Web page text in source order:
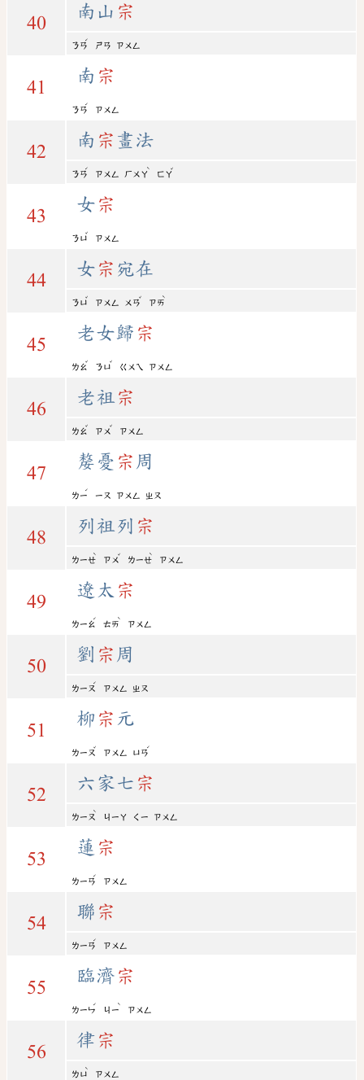
40
南山 宗
ㄋㄢ
ˊ
ㄕㄢ ㄗㄨㄥ
41
南 宗
ㄋㄢ
ˊ
ㄗㄨㄥ
42
南 宗 畫法
ㄋㄢ
ˊ
ㄗㄨㄥ ㄏㄨㄚ
ˋ
ㄈㄚ
ˇ
43
女 宗
ㄋㄩ
ˇ
ㄗㄨㄥ
44
女 宗 宛在
ㄋㄩ
ˇ
ㄗㄨㄥ ㄨㄢ
ˇ
ㄗㄞ
ˋ
45
老女歸 宗
ㄌㄠ
ˇ
ㄋㄩ
ˇ
ㄍㄨㄟ ㄗㄨㄥ
46
老祖宗
ㄌㄠ
ˇ
ㄗㄨ
ˇ
ㄗㄨㄥ
47
嫠憂 宗 周
ㄌㄧ
ˊ
ㄧㄡ ㄗㄨㄥ ㄓㄡ
48
列祖列 宗
ㄌㄧㄝ
ˋ
ㄗㄨ
ˇ
ㄌㄧㄝ
ˋ
ㄗㄨㄥ
49
遼太 宗
ㄌㄧㄠ
ˊ
ㄊㄞ
ˋ
ㄗㄨㄥ
50
劉 宗 周
ㄌㄧㄡ
ˊ
ㄗㄨㄥ ㄓㄡ
51
柳 宗 元
ㄌㄧㄡ
ˇ
ㄗㄨㄥ ㄩㄢ
ˊ
52
六家七 宗
ㄌㄧㄡ
ˋ
ㄐㄧㄚ ㄑㄧ ㄗㄨㄥ
53
蓮 宗
ㄌㄧㄢ
ˊ
ㄗㄨㄥ
54
聯 宗
ㄌㄧㄢ
ˊ
ㄗㄨㄥ
55
臨濟 宗
ㄌㄧㄣ
ˊ
ㄐㄧ
ˋ
ㄗㄨㄥ
56
律 宗
ㄌㄩ
ˋ
ㄗㄨㄥ